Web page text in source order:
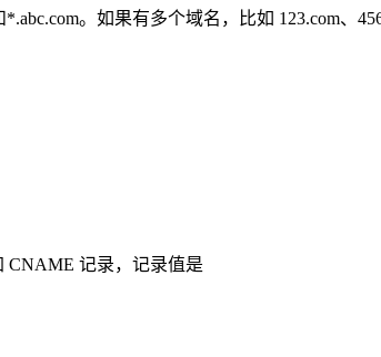
。如果有多个域名，比如 123.com、
CNAME 记录，记录值是